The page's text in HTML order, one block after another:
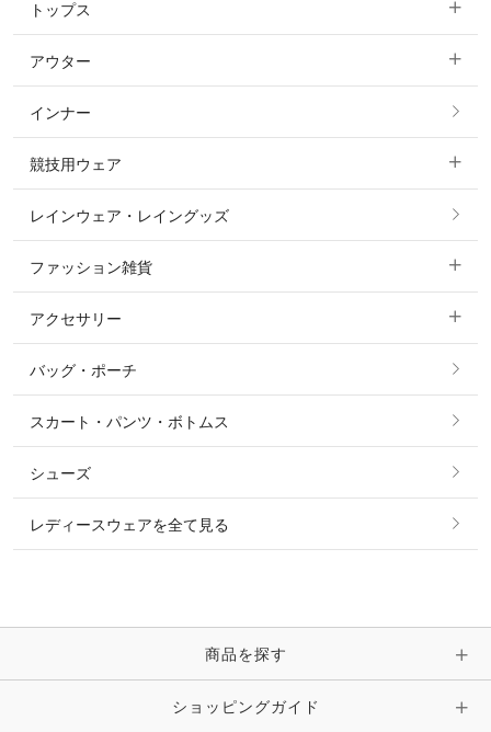
すべてのキュロット
フルグリップ・尻革 キュロット
ニーグリップ・膝革 キュロット
トップス
すべてのトップス
ポロシャツ
カットソー・Tシャツ・タンクトップ
ニット・セーター
シャツ・ブラウス・ワンピース
アウター
すべてのアウター
コート
ジャケット・ブルゾン
インナー
競技用ウェア
すべての競技用ウェア
ショージャケット
ショーシャツ
レインウェア・レイングッズ
ファッション雑貨
すべてのファッション雑貨
ソックス
ベルト
時計・財布・キーケース・革小物
キーホルダー・チャーム・ストラップ
アクセサリー
すべてのアクセサリー
リング
ピアス・イヤリング
ピン・ブローチ・コサージュ
その他 アクセサリー
バッグ・ポーチ
スカート・パンツ・ボトムス
シューズ
レディースウェアを全て見る
商品を探す
ショッピングガイド